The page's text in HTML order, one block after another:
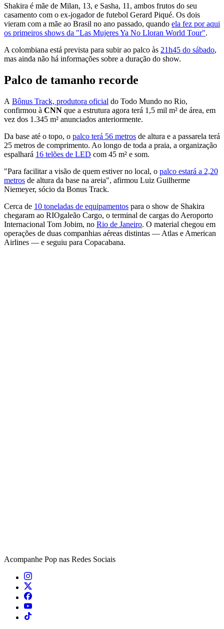
Shakira é mãe de Milan, 13, e Sasha, 11, ambos frutos do seu
casamento com o ex-jogador de futebol Gerard Piqué. Os dois
vieram com a mãe ao Brasil no ano passado, quando ela fez por aqui
os primeiros shows da "Las Mujeres Ya No Lloran World Tour".
A colombiana está prevista para subir ao palco às 21h45 do sábado,
mas ainda não há informações sobre a duração do show.
Palco de tamanho recorde
A Bônus Track, produtora oficial do Todo Mundo no Rio,
confirmou à CNN que a estrutura agora terá 1,5 mil m² de área, em
vez dos 1.345 m² anunciados anteriormente.
Da base até o topo, o palco terá 56 metros de altura e a passarela terá
25 metros de comprimento. Ao longo de toda a praia, a organização
espalhará 16 telões de LED com 45 m² e som.
"Para facilitar a visão de quem estiver no local, o palco estará a 2,20
metros de altura da base na areia", afirmou Luiz Guilherme
Niemeyer, sócio da Bonus Track.
Cerca de 10 toneladas de equipamentos para o show de Shakira
chegaram ao RIOgaleão Cargo, o terminal de cargas do Aeroporto
Internacional Tom Jobim, no Rio de Janeiro. O material chegou em
operações de duas companhias aéreas distintas — Atlas e American
Airlines — e seguiu para Copacabana.
Acompanhe Pop nas Redes Sociais